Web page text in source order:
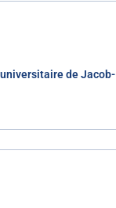
de Jacob-